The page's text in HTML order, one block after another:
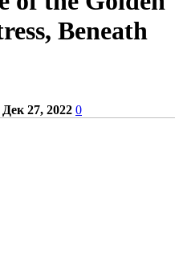
Beneath
Дек 27, 2022 0